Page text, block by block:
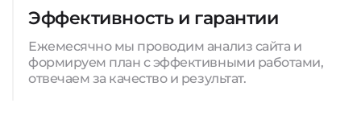
Эффективность и гарантии
Ежемесячно мы проводим анализ сайта и
формируем план с эффективными работами,
отвечаем за качество и результат.